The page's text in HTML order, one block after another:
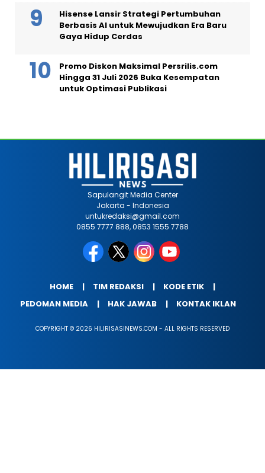
Hisense Lansir Strategi Pertumbuhan
Berbasis AI untuk Mewujudkan Era Baru
Gaya Hidup Cerdas
Promo Diskon Maksimal Persrilis.com
Hingga 31 Juli 2026 Buka Kesempatan
untuk Optimasi Publikasi
Sapulangit Media Center
Jakarta - Indonesia
untukredaksi@gmail.com
0855 7777 888, 0853 1555 7788
HOME TIM REDAKSI
KODE ETIK
PEDOMAN MEDIA
HAK JAWAB KONTAK IKLAN
COPYRIGHT © 2026 HILIRISASINEWS.COM - ALL RIGHTS RESERVED